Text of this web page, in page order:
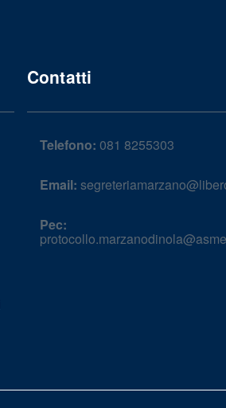
Contatti
Telefono: 081 8255303
Email:
Pec: